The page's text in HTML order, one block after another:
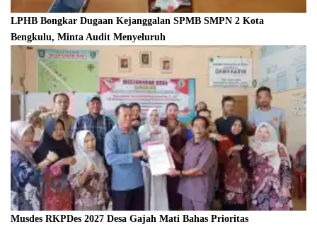
LPHB Bongkar Dugaan Kejanggalan SPMB SMPN 2 Kota
Bengkulu, Minta Audit Menyeluruh
Musdes RKPDes 2027 Desa Gajah Mati Bahas Prioritas